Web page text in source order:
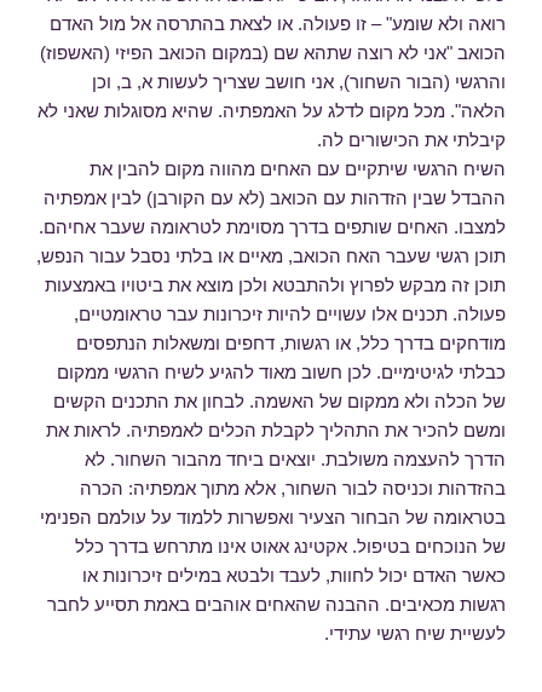
רואה ולא שומע" – זו פעולה. או לצאת בהתרסה אל מול האדם
הכואב "אני לא רוצה שתהא שם (במקום הכואב הפיזי (האשפוז)
והרגשי (הבור השחור), אני חושב שצריך לעשות א, ב, וכן
הלאה". מכל מקום לדלג על האמפתיה. שהיא מסוגלות שאני לא
קיבלתי את הכישורים לה.
השיח הרגשי שיתקיים עם האחים מהווה מקום להבין את
ההבדל שבין הזדהות עם הכואב (לא עם הקורבן) לבין אמפתיה
למצבו. האחים שותפים בדרך מסוימת לטראומה שעבר אחיהם.
תוכן רגשי שעבר האח הכואב, מאיים או בלתי נסבל עבור הנפש,
תוכן זה מבקש לפרוץ ולהתבטא ולכן מוצא את ביטויו באמצעות
פעולה. תכנים אלו עשויים להיות זיכרונות עבר טראומטיים,
מודחקים בדרך כלל, או רגשות, דחפים ומשאלות הנתפסים
כבלתי לגיטימיים. לכן חשוב מאוד להגיע לשיח הרגשי ממקום
של הכלה ולא ממקום של האשמה. לבחון את התכנים הקשים
ומשם להכיר את התהליך לקבלת הכלים לאמפתיה. לראות את
הדרך להעצמה משולבת. יוצאים ביחד מהבור השחור. לא
בהזדהות וכניסה לבור השחור, אלא מתוך אמפתיה: הכרה
בטראומה של הבחור הצעיר ואפשרות ללמוד על עולמם הפנימי
של הנוכחים בטיפול. אקטינג אאוט אינו מתרחש בדרך כלל
כאשר האדם יכול לחוות, לעבד ולבטא במילים זיכרונות או
רגשות מכאיבים. ההבנה שהאחים אוהבים באמת תסייע לחבר
לעשיית שיח רגשי עתידי.